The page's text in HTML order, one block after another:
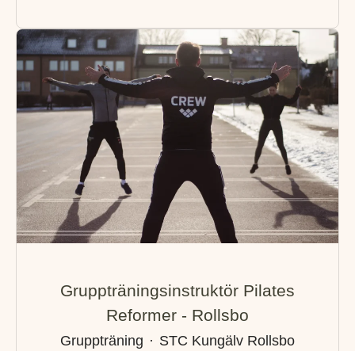
Gruppträningsinstruktör Pilates
Reformer - Rollsbo
Gruppträning · STC Kungälv Rollsbo